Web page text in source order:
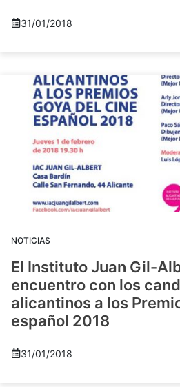
31/01/2018
NOTICIAS
El Instituto Juan Gil-
encuentro con los
alicantinos a los
español 2018
31/01/2018